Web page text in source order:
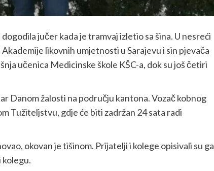
jučer kada je tramvaj izletio sa šina. U nesreći
likovnih umjetnosti u Sarajevu i sin pjevača
učenica Medicinske škole KŠC-a, dok su još četiri
Danom žalosti na području kantona. Vozač kobnog
Tužiteljstvu, gdje će biti zadržan 24 sata radi
okovan je tišinom. Prijatelji i kolege opisivali su ga